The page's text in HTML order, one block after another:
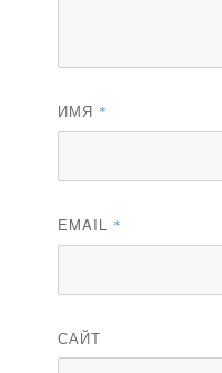
ИМЯ *
EMAIL *
САЙТ